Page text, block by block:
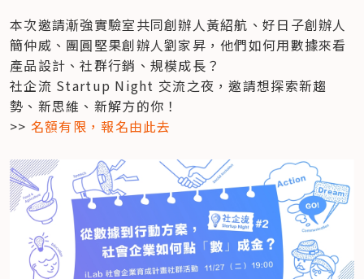
本次邀請漸強實驗室共同創辦人黃紹航、好日子創辦人
簡仲威、團圓堅果創辦人劉家昇，他們如何用數據來看
產品設計、社群行銷、規模成長？
社企流 Startup Night 交流之夜，邀請想探索新趨
勢、新思維、新解方的你！
>> 名額有限，報名由此去